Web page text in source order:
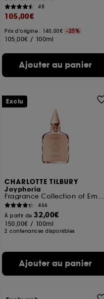
48
105,00€
Prix d'origine : 140,00€ -25%
105,00€ / 100ml
Ajouter au panier
CHARLOTTE TILBURY
Joyphoria
Fragrance Collection of Emotions
466
À partir de32,00€
150,00€ / 100ml
2 contenances disponibles
Ajouter au panier
Exclu